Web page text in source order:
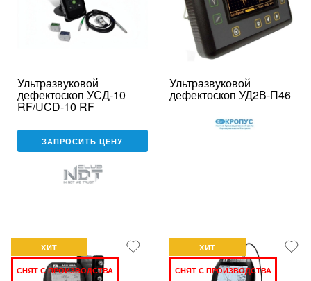
Ультразвуковой
дефектоскоп УСД-10
RF/UCD-10 RF
ЗАПРОСИТЬ ЦЕНУ
Ультразвуковой
дефектоскоп УД2В-П46
ХИТ
СНЯТ С ПРОИЗВОДСТВА
ХИТ
СНЯТ С ПРОИЗВОДСТВА